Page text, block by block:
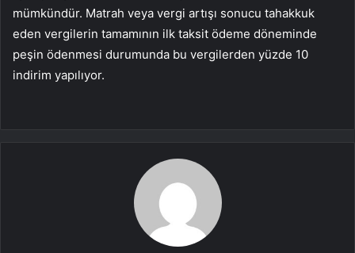
mümkündür. Matrah veya vergi artışı sonucu tahakkuk
eden vergilerin tamamının ilk taksit ödeme döneminde
peşin ödenmesi durumunda bu vergilerden yüzde 10
indirim yapılıyor.